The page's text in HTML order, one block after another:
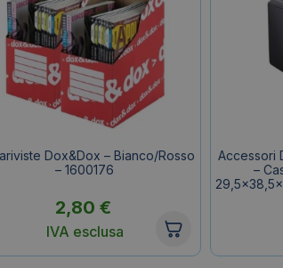
Dox&Dox – Bianco/Rosso
– 1600176
2,80€
IVA esclusa
Accessori
–